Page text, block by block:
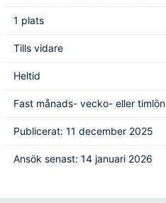
1 plats
Tills vidare
Heltid
Fast månads- vecko- eller timlön
Publicerat: 11 december 2025
Ansök senast: 14 januari 2026